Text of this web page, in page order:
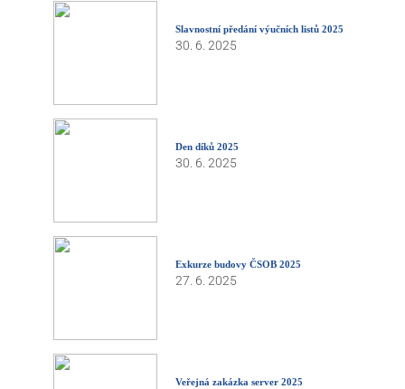
Slavnostní předání výučních listů 2025
30. 6. 2025
Den díků 2025
30. 6. 2025
Exkurze budovy ČSOB 2025
27. 6. 2025
Veřejná zakázka server 2025